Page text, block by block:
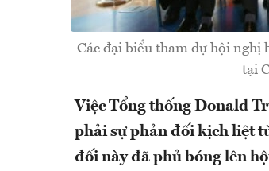
Các đại biểu tham dự hội nghị
tại
Việc Tổng thống Donald
phải sự phản đối kịch liệt
đối này đã phủ bóng lên